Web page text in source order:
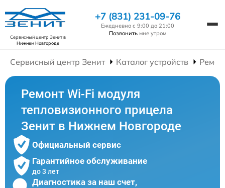
Сервисный центр Зенитв
Нижнем Новгороде
+7 (831) 231-09-76
Ежедневно с 9:00 до 21:00
Позвонить мне утром
Сервисный центр Зенит Каталог устройств
Ремонт Wi-Fi модуля
тепловизионного прицела
Зенит в Нижнем Новгороде
Официальный сервис
Гарантийное обслуживание
до 3 лет
Диагностика за наш счет,